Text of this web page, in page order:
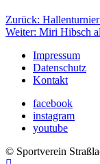
Zurück:
Weiter: Miri Hibsch
Impressum
Datenschutz
Kontakt
facebook
instagram
youtube
© Sportverein